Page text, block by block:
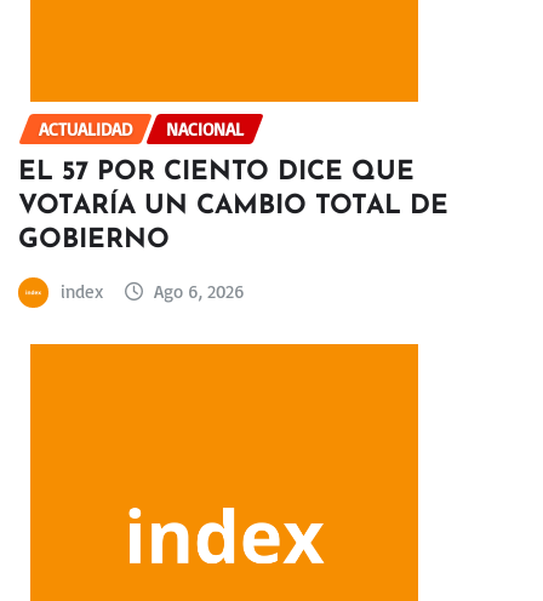
ACTUALIDAD NACIONAL
EL 57 POR CIENTO DICE QUE
VOTARÍA UN CAMBIO TOTAL DE
GOBIERNO
index Ago 6, 2026